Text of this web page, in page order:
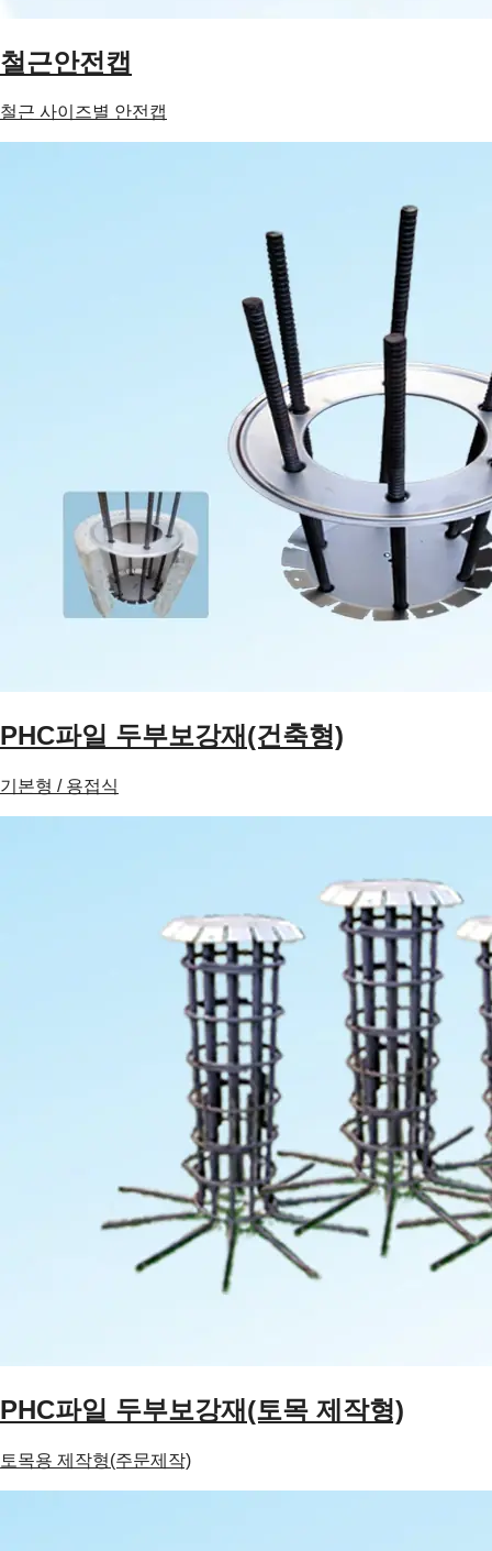
철근안전캡
철근 사이즈별 안전캡
PHC파일 두부보강재(건축형)
기본형 / 용접식
PHC파일 두부보강재(토목 제작형)
토목용 제작형(주문제작)